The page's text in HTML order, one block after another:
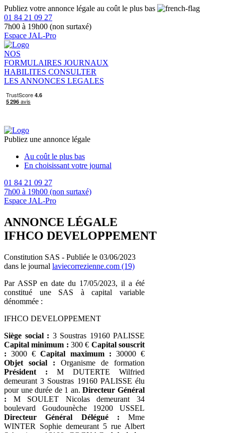
Publiez votre annonce légale au coût le plus bas
01 84 21 09 27
7h00 à 19h00 (non surtaxé)
Espace JAL-Pro
NOS
FORMULAIRES JOURNAUX
HABILITES CONSULTER
LES ANNONCES LEGALES
Publiez une annonce légale
Au coût le plus bas
En choisissant votre journal
01 84 21 09 27
7h00 à 19h00 (non surtaxé)
Espace JAL-Pro
ANNONCE LÉGALE
IFHCO DEVELOPPEMENT
Constitution SAS - Publiée le 03/06/2023
dans le journal laviecorrezienne.com (19)
Par ASSP en date du 17/05/2023, il a été
constitué une SAS à capital variable
dénommée :
IFHCO DEVELOPPEMENT
Siège social : 3 Soustras 19160 PALISSE
Capital minimum : 300 € Capital souscrit
: 3000 €Capital maximum : 30000 €
Objet social : Organisme de formation
Président : M DUTERTE Wilfried
demeurant 3 Soustras 19160 PALISSE élu
pour une durée de 1 an.Directeur Général
: M SOULET Nicolas demeurant 34
boulevard Goudounèche 19200 USSEL
Directeur Général Délégué : Mme
WINTER Sophie demeurant 5 rue Albert